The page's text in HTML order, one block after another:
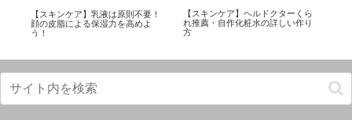
【スキンケア】乳液は原則不要！
顔の皮脂による保湿力を高めよ
う！
【スキンケア】ヘルドクターくら
れ推薦・自作化粧水の詳しい作り
方